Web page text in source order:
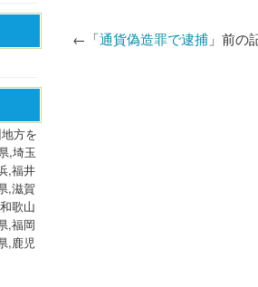
←「通貨偽造罪で逮捕 」前
方を
,埼玉
,福井
,滋賀
歌山
,福岡
,鹿児